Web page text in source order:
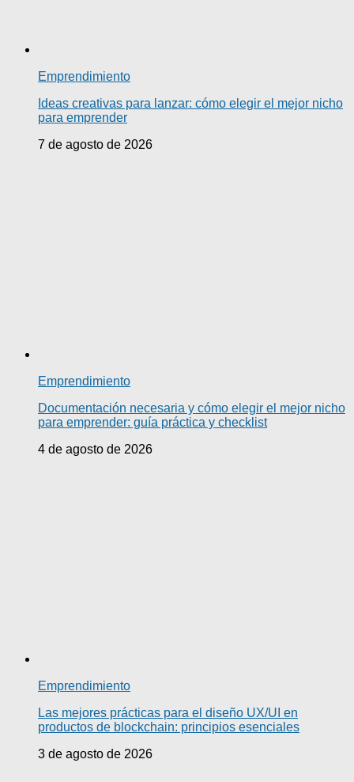
Emprendimiento
Ideas creativas para lanzar: cómo elegir el mejor nicho
para emprender
7 de agosto de 2026
Emprendimiento
Documentación necesaria y cómo elegir el mejor nicho
para emprender: guía práctica y checklist
4 de agosto de 2026
Emprendimiento
Las mejores prácticas para el diseño UX/UI en
productos de blockchain: principios esenciales
3 de agosto de 2026